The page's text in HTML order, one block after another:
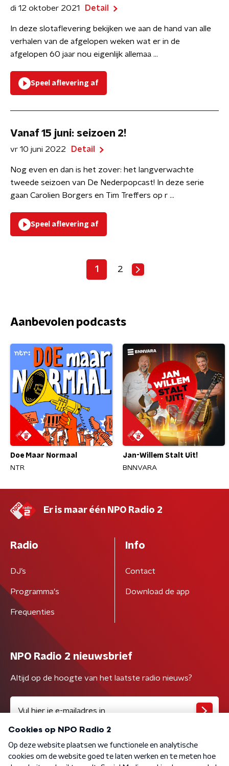
di 12 oktober 2021 Detail
In deze slotaflevering bekijken we aan de hand van alle
verhalen van de afgelopen weken wat er in de
afgelopen 60 jaar nou eigenlijk allemaa ...
Speel aflevering af
Vanaf 15 juni: seizoen 2!
vr 10 juni 2022 Detail
Nog even en dan is het zover: het langverwachte
tweede seizoen van De Nederpopcast! In deze serie
gaan Carolien Borgers en Tim Treffers op r ...
Speel aflevering af
1 2
Aanbevolen podcasts
Doe Maar Normaal
NTR
Jan-Willem Stalt Uit!
BNNVARA
Er is maar één NPO Radio 2
Radio
DJ’s
Programma's
Frequenties
Info
Contact
Download de app
NPO Radio 2 nieuwsbrief
Altijd op de hoogte van het laatste radio nieuws?